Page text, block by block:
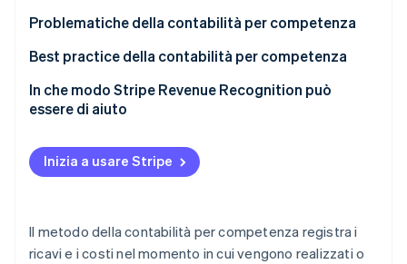
sostenute, non quando vengono pagate
Ricavi e spese corrispondono allo stesso periodo
Problematiche della contabilità per competenza
Best practice della contabilità per competenza
Implementa prassi accurate di riconoscimento dei
ricavi
Standardizza e rivedi i processi di riconoscimento
dei costi
Utilizza la tecnologia e i dati per migliorare la
precisione
In che modo Stripe Revenue Recognition può
essere di aiuto
Inizia a usare Stripe
Il metodo della contabilità per competenza registra i
ricavi e i costi nel momento in cui vengono realizzati o